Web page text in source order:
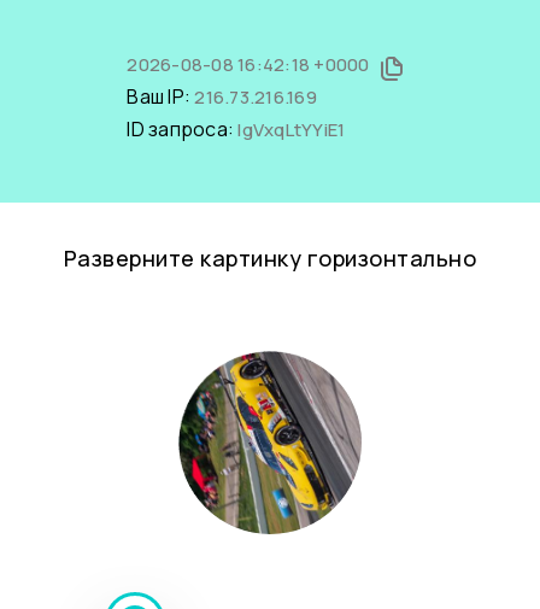
2026-08-08 16:42:18 +0000
Ваш IP:216.73.216.169
ID запроса:IgVxqLtYYiE1
Разверните картинку горизонтально